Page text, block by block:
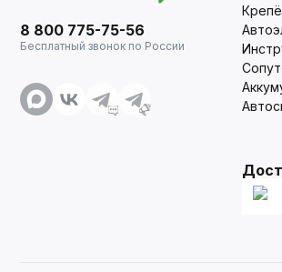
8 800 775-75-56
Бесплатный звонок по России